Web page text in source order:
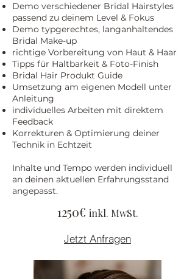
​Demo verschiedener Bridal Hairstyles
passend zu deinem Level & Fokus​
Demo typgerechtes, langanhaltendes
Bridal Make-up
richtige Vorbereitung von Haut & Haar
Tipps für Haltbarkeit & Foto-Finish
Bridal Hair Produkt Guide
Umsetzung am eigenen Modell unter
Anleitung
individuelles Arbeiten mit direktem
Feedback
Korrekturen & Optimierung deiner
Technik in Echtzeit
Inhalte und Tempo werden individuell
an deinen aktuellen Erfahrungsstand
angepasst.
1250€ inkl. MwSt.
Jetzt Anfragen